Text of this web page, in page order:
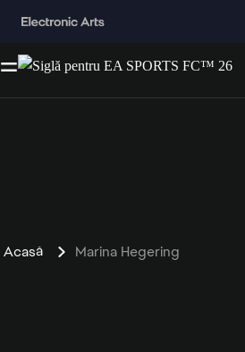
Acasă Marina Hegering